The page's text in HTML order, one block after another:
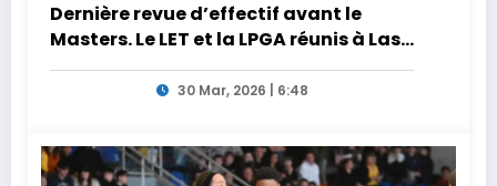
Dernière revue d’effectif avant le
Masters. Le LET et la LPGA réunis à Las
Vegas au programme de la semaine
30 Mar, 2026 | 6:48